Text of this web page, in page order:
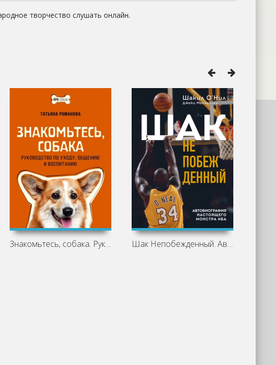
творчество слушать онлайн.
Знакомьтесь, собака. Руководство по Шак Непобежденный. Автобиография